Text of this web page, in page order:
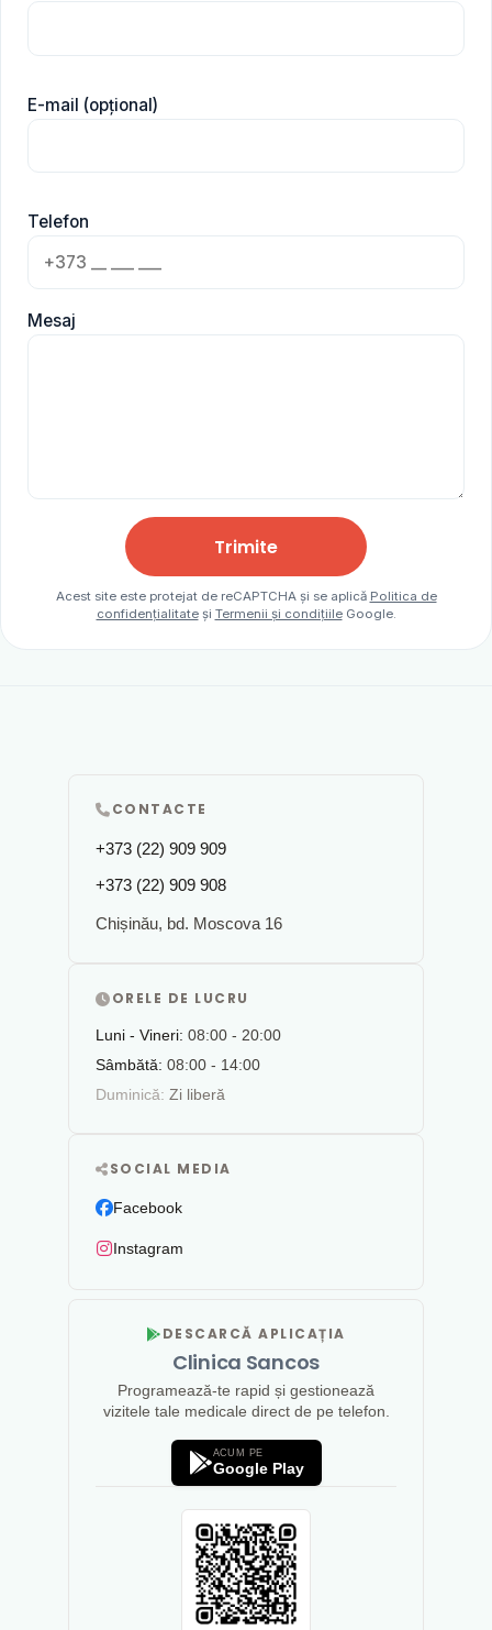
E-mail (opțional)
Telefon
Mesaj
Trimite
Acest site este protejat de reCAPTCHA și se aplică Politica de
confidențialitateși Termenii și condițiileGoogle.
CONTACTE
+373 (22) 909 909
+373 (22) 909 908
Chișinău, bd. Moscova 16
ORELE DE LUCRU
Luni - Vineri: 08:00 - 20:00
Sâmbătă: 08:00 - 14:00
Duminică: Zi liberă
SOCIAL MEDIA
Facebook
Instagram
DESCARCĂ APLICAȚIA
Clinica Sancos
Programează-te rapid și gestionează
vizitele tale medicale direct de pe telefon.
ACUM PE
Google Play